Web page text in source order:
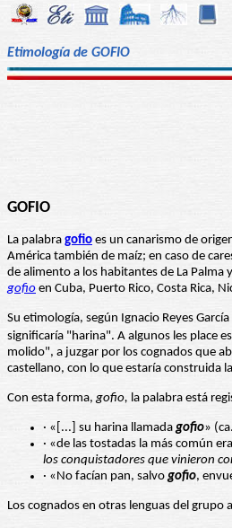
Etimología de GOFIO
GOFIO
La palabra gofio es un canarismo de
América también de maíz; en caso de
de alimento a los habitantes de La Palma
gofio en Cuba, Puerto Rico, Costa Rica,
Su etimología, según Ignacio Reyes
significaría "harina". A algunos les place
molido", a juzgar por los cognados que
castellano, con lo que estaría construida
Con esta forma,gofio, la palabra está
· «[...] su harina llamadagofio»
· «de las tostadas la más común
los conquistadores que vinieron
· «No facían pan, salvogofio,
Los cognados en otras lenguas del grupo